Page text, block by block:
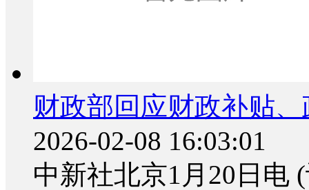
财政部回应财政补贴
2026-02-08 16:03:01
中新社北京1月20日电